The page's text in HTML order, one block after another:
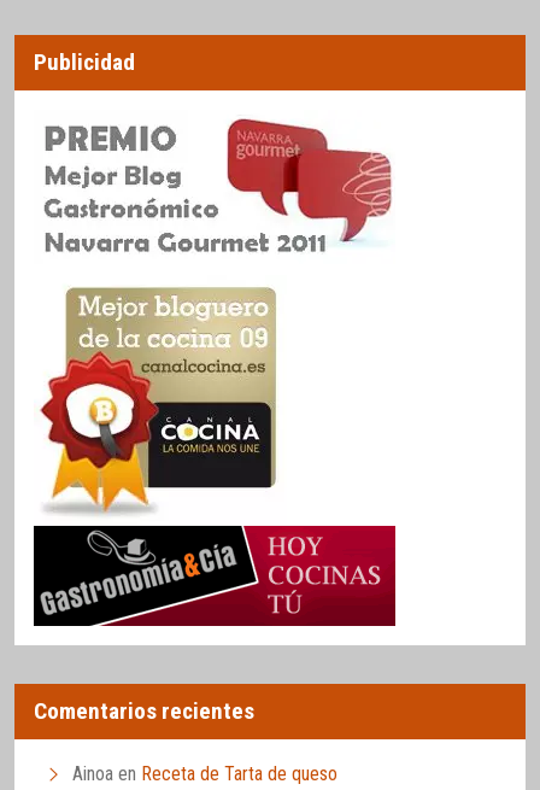
Publicidad
Comentarios recientes
Ainoa en Receta de Tarta de queso